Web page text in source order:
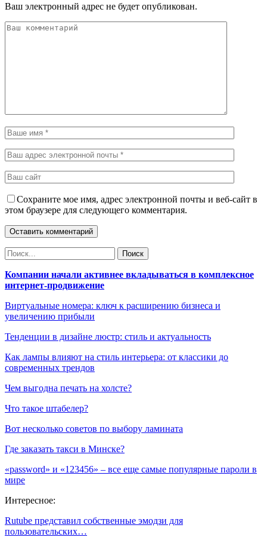
Ваш электронный адрес не будет опубликован.
Сохраните мое имя, адрес электронной почты и веб-сайт в
этом браузере для следующего комментария.
Компании начали активнее вкладываться в комплексное
интернет-продвижение
Виртуальные номера: ключ к расширению бизнеса и
увеличению прибыли
Тенденции в дизайне люстр: стиль и актуальность
Как лампы влияют на стиль интерьера: от классики до
современных трендов
Чем выгодна печать на холсте?
Что такое штабелер?
Вот несколько советов по выбору ламината
Где заказать такси в Минске?
«password» и «123456» – все еще самые популярные пароли в
мире
Интересное:
Rutube представил собственные эмодзи для
пользовательских…